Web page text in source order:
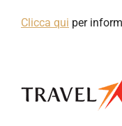
Clicca qui per